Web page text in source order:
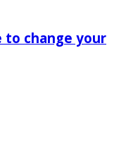
change your